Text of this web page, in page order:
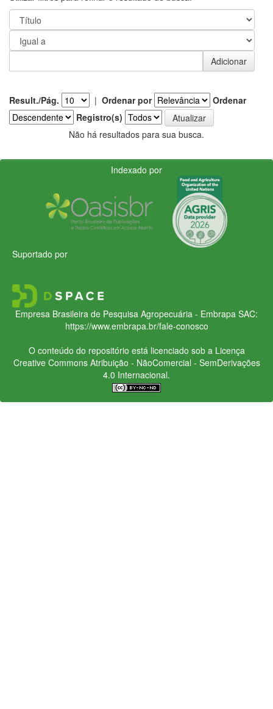
Result./Pág. | Ordenar por
Ordenar
Registro(s)
Não há resultados para sua busca.
Indexado por
Suportado por
Empresa Brasileira de Pesquisa Agropecuária - Embrapa SAC:
https://www.embrapa.br/fale-conosco
O conteúdo do repositório está licenciado sob a Licença
Creative CommonsAtribuição - NãoComercial - SemDerivações
4.0 Internacional.